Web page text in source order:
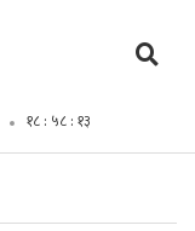
१८ : ५८ : १४